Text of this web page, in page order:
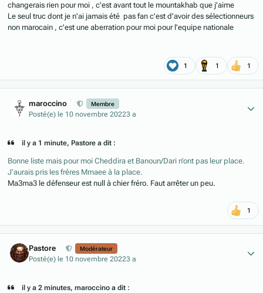
changerais rien pour moi , c'est avant tout le mountakhab que j'aime
Le seul truc dont je n'ai jamais été pas fan c'est d'avoir des sélectionneurs
non marocain , c'est une aberration pour moi pour l'equipe nationale
1 1 1
maroccino Membre
Posté(e) le 10 novembre 20223 a
il y a 1 minute, Pastore a dit :
Bonne liste mais pour moi Cheddira et Banoun/Dari n’ont pas leur place.
J’aurais pris les frères Mmaee à la place.
Ma3ma3 le défenseur est null à chier fréro. Faut arrêter un peu.
1
Pastore Modérateur
Posté(e) le 10 novembre 20223 a
il y a 2 minutes, maroccino a dit :